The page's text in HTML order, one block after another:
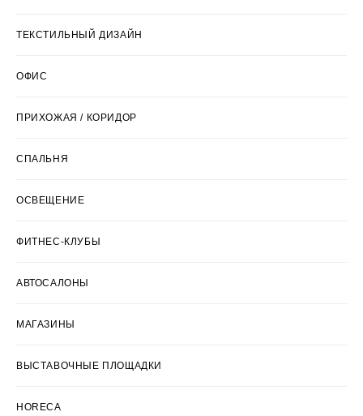
ТЕКСТИЛЬНЫЙ ДИЗАЙН
ОФИС
ПРИХОЖАЯ / КОРИДОР
СПАЛЬНЯ
ОСВЕЩЕНИЕ
ФИТНЕС-КЛУБЫ
АВТОСАЛОНЫ
МАГАЗИНЫ
ВЫСТАВОЧНЫЕ ПЛОЩАДКИ
HORECA